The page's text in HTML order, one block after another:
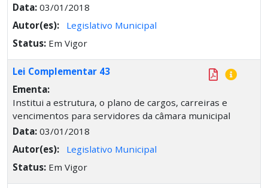
Data: 03/01/2018
Autor(es):
Legislativo Municipal
Status: Em Vigor
Lei Complementar 43
Ementa:
Institui a estrutura, o plano de cargos, carreiras e
vencimentos para servidores da câmara municipal
Data: 03/01/2018
Autor(es):
Legislativo Municipal
Status: Em Vigor